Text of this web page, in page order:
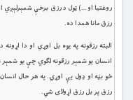
روغتيا او …) ټول د رزق برخې شمېرلېږي
رزق مانا همدا ده.
البته رزقونه په يوه بل اوړي او دا
انسان يو شمېر رزقونه لګوي چې يو
خو بڼه او ډول يې اوړي. په هر حال
رزق پر بل رزق اړولای شي.